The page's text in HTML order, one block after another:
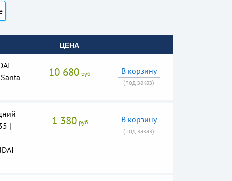
ЦЕНА
10 680 руб В корзину
(под заказ)
|
1 380 руб В корзину
(под заказ)